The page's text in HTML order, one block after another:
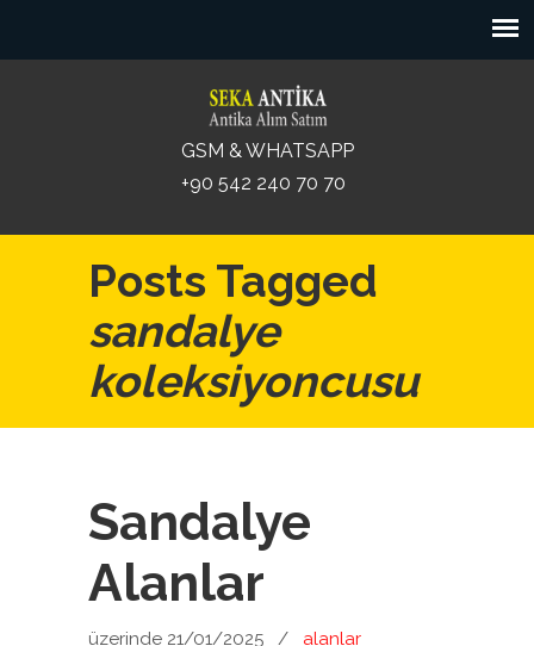
GSM & WHATSAPP
+90 542 240 70 70
Posts Tagged
sandalye
koleksiyoncusu
Sandalye
Alanlar
üzerinde 21/01/2025 / alanlar